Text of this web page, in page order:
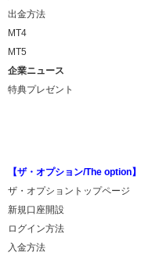
出金方法
MT4
MT5
企業ニュース
特典プレゼント
【ザ・オプション/The option】
ザ・オプショントップページ
新規口座開設
ログイン方法
入金方法